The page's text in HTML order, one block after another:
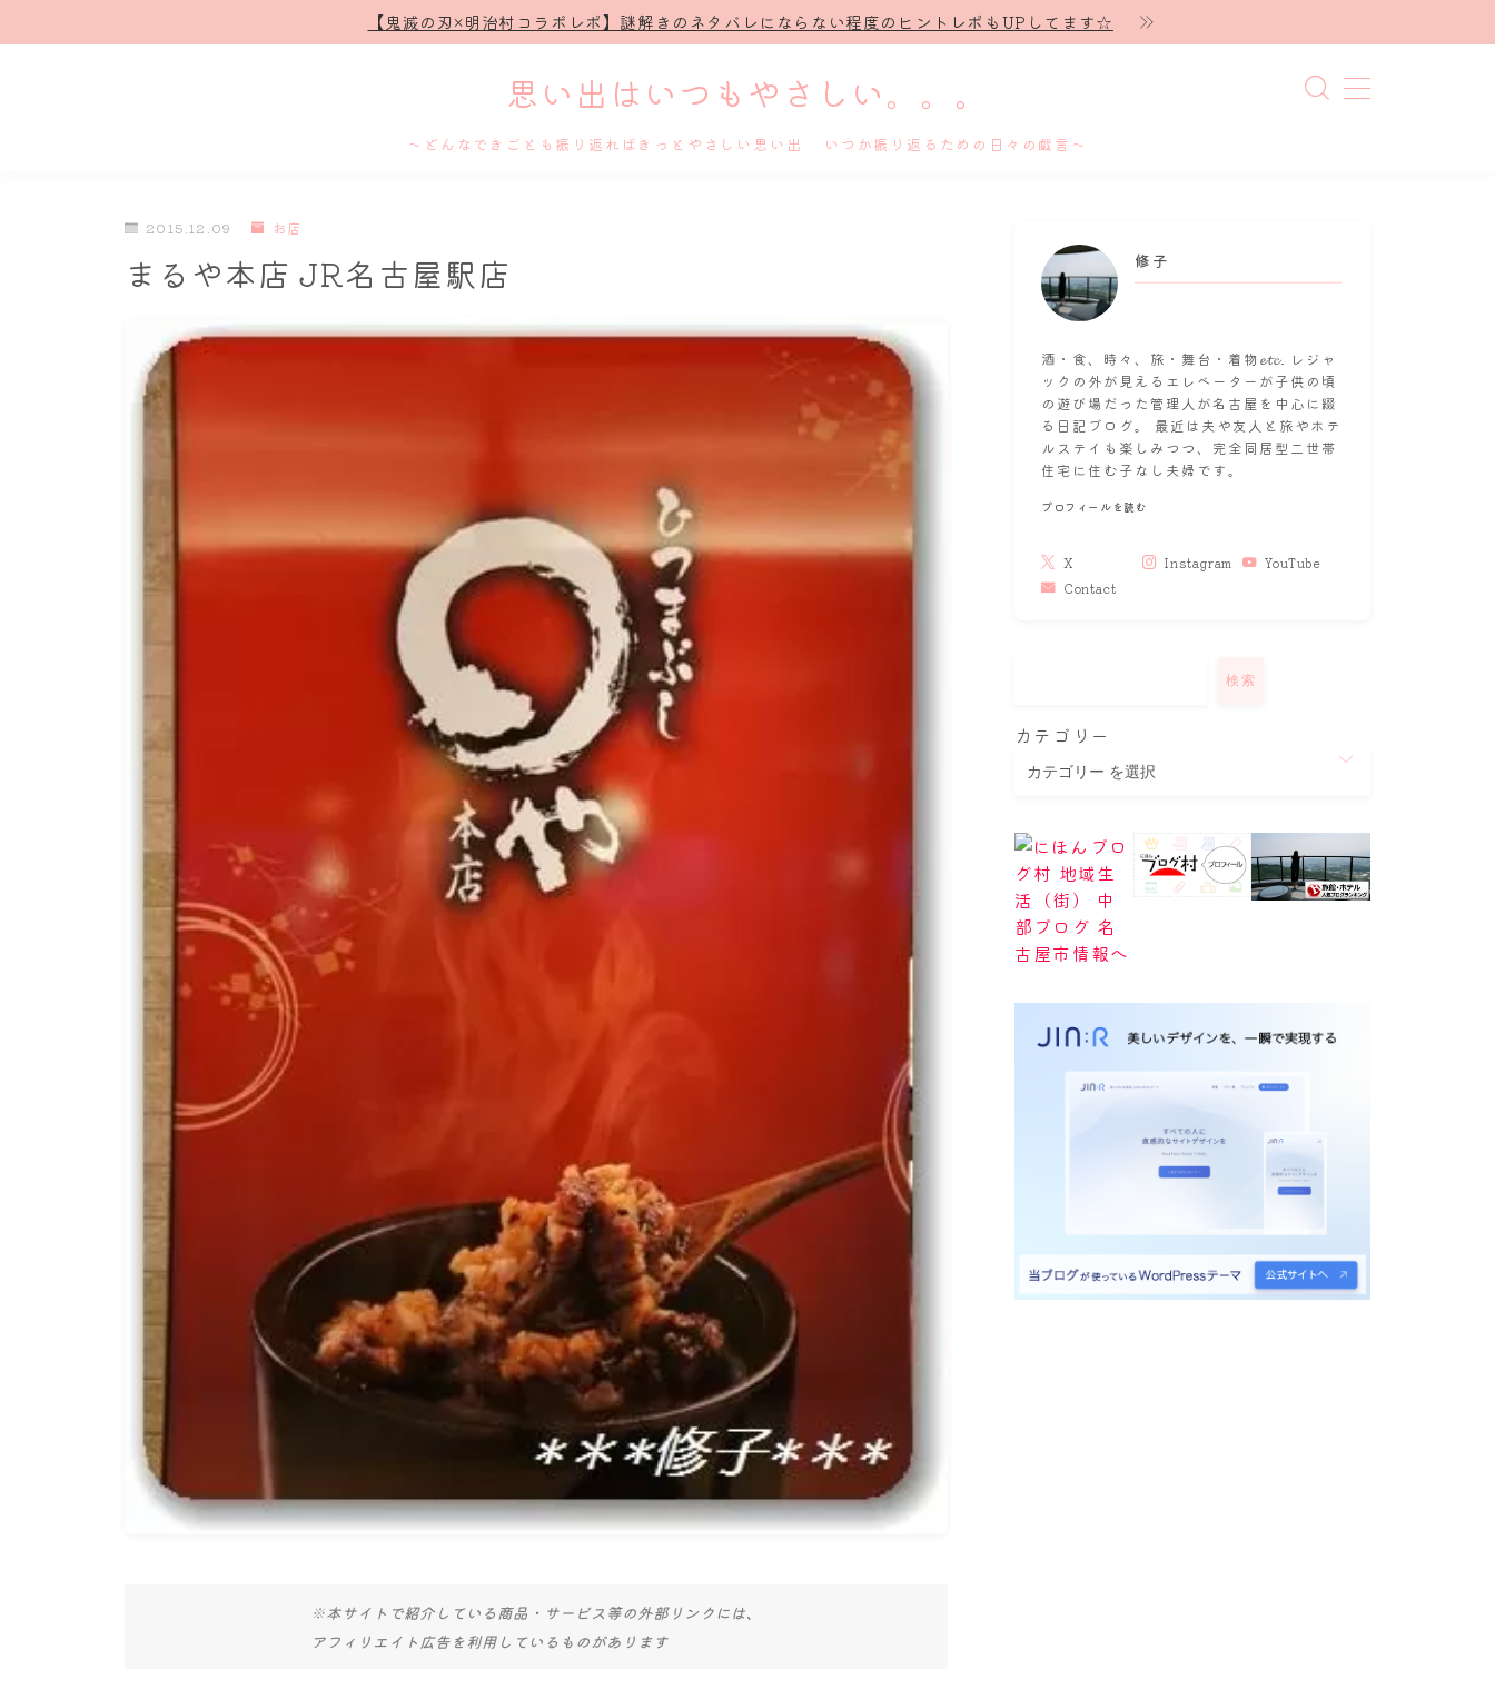
【鬼滅の刃×明治村コラボレポ】謎解きのネタバレにならない程度のヒントレポもUPしてます☆
思い出はいつもやさしい。。。
～どんなできごとも振り返ればきっとやさしい思い出 いつか振り返るための日々の戯言～
舞台・ライブ
名古屋
ナナちゃん人形
2015.12.09 お店
まるや本店 JR名古屋駅店
※本サイトで紹介している商品・サービス等の外部リンクには、
アフィリエイト広告を利用しているものがあります
修子
酒・食、時々、旅・舞台・着物𝓮𝓽𝓬. レジャ
ックの外が見えるエレベーターが子供の頃
の遊び場だった管理人が名古屋を中心に綴
る日記ブログ。 最近は夫や友人と旅やホテ
ルステイも楽しみつつ、完全同居型二世帯
住宅に住む子なし夫婦です。
プロフィールを読む
X Instagram
YouTube
Contact
検索
カテゴリー